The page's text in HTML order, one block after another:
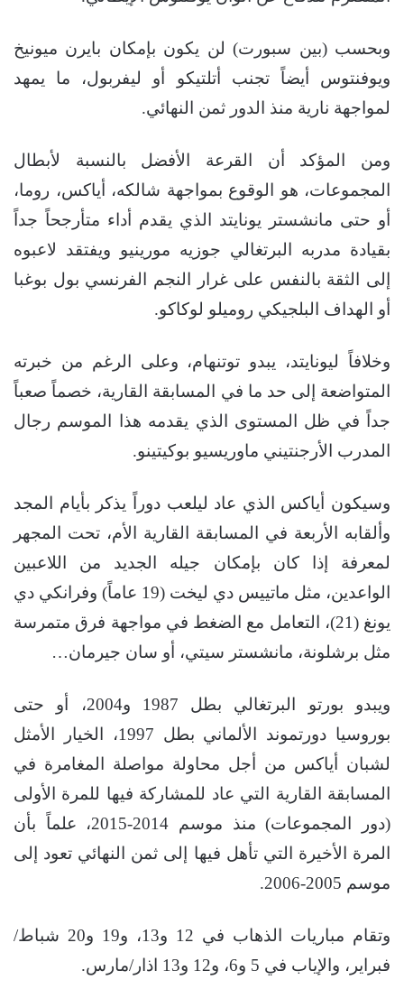
وبحسب (بين سبورت) لن يكون بإمكان بايرن ميونيخ
ويوفنتوس أيضاً تجنب أتلتيكو أو ليفربول، ما يمهد
لمواجهة نارية منذ الدور ثمن النهائي.
ومن المؤكد أن القرعة الأفضل بالنسبة لأبطال
المجموعات، هو الوقوع بمواجهة شالكه، أياكس، روما،
أو حتى مانشستر يونايتد الذي يقدم أداء متأرجحاً جداً
بقيادة مدربه البرتغالي جوزيه مورينيو ويفتقد لاعبوه
إلى الثقة بالنفس على غرار النجم الفرنسي بول بوغبا
أو الهداف البلجيكي روميلو لوكاكو.
وخلافاً ليونايتد، يبدو توتنهام، وعلى الرغم من خبرته
المتواضعة إلى حد ما في المسابقة القارية، خصماً صعباً
جداً في ظل المستوى الذي يقدمه هذا الموسم رجال
المدرب الأرجنتيني ماوريسيو بوكيتينو.
وسيكون أياكس الذي عاد ليلعب دوراً يذكر بأيام المجد
وألقابه الأربعة في المسابقة القارية الأم، تحت المجهر
لمعرفة إذا كان بإمكان جيله الجديد من اللاعبين
الواعدين، مثل ماتييس دي ليخت (19 عاماً) وفرانكي دي
يونغ (21)، التعامل مع الضغط في مواجهة فرق متمرسة
مثل برشلونة، مانشستر سيتي، أو سان جيرمان…
ويبدو بورتو البرتغالي بطل 1987 و2004، أو حتى
بوروسيا دورتموند الألماني بطل 1997، الخيار الأمثل
لشبان أياكس من أجل محاولة مواصلة المغامرة في
المسابقة القارية التي عاد للمشاركة فيها للمرة الأولى
(دور المجموعات) منذ موسم 2014-2015، علماً بأن
المرة الأخيرة التي تأهل فيها إلى ثمن النهائي تعود إلى
موسم 2005-2006.
وتقام مباريات الذهاب في 12 و13، و19 و20 شباط/
فبراير، والإياب في 5 و6، و12 و13 اذار/مارس.